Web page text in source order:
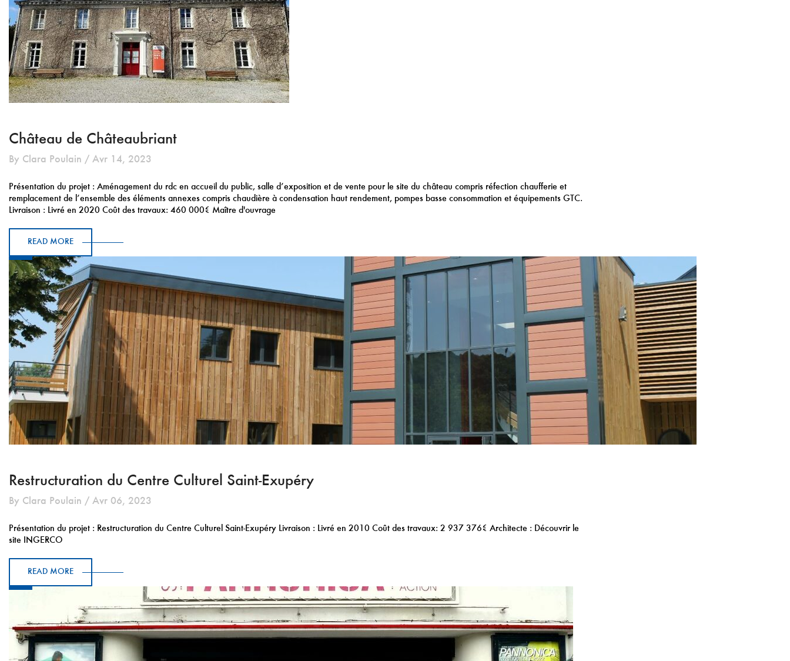
Château de Châteaubriant
By Clara Poulain / Avr 14, 2023
Présentation du projet : Aménagement du rdc en accueil du public, salle d’exposition et de vente pour le site du château compris réfection chaufferie et
remplacement de l’ensemble des éléments annexes compris chaudière à condensation haut rendement, pompes basse consommation et équipements GTC.
Livraison : Livré en 2020 Coût des travaux: 460 000€ Maître d'ouvrage
READ MORE
Restructuration du Centre Culturel Saint-Exupéry
By Clara Poulain / Avr 06, 2023
Présentation du projet : Restructuration du Centre Culturel Saint-Exupéry Livraison : Livré en 2010 Coût des travaux: 2 937 376€ Architecte : Découvrir le
site INGERCO
READ MORE